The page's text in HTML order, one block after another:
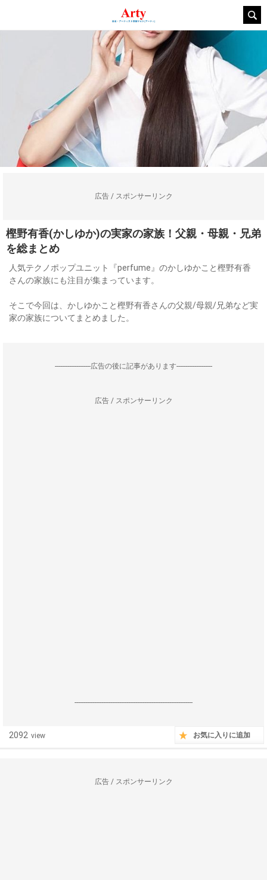
広告 / スポンサーリンク
樫野有香(かしゆか)の実家の家族！父親・母親・兄弟
を総まとめ
人気テクノポップユニット『perfume』のかしゆかこと樫野有香
さんの家族にも注目が集まっています。
そこで今回は、かしゆかこと樫野有香さんの父親/母親/兄弟など実
家の家族についてまとめました。
--------------------広告の後に記事があります--------------------
広告 / スポンサーリンク
------------------------------------------------------------------
2092 view お気に入りに追加
広告 / スポンサーリンク